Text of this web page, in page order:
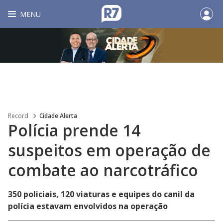
MENU
Record Cidade Alerta
Polícia prende 14
suspeitos em operação de
combate ao narcotráfico
350 policiais, 120 viaturas e equipes do canil da
polícia estavam envolvidos na operação